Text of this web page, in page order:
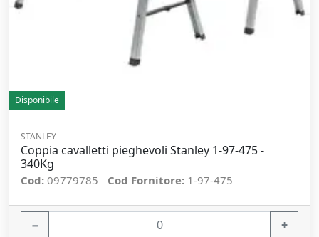
Disponibile
STANLEY
Coppia cavalletti pieghevoli Stanley 1-97-475 -
340Kg
Cod: 09779785 Cod Fornitore: 1-97-475
− +